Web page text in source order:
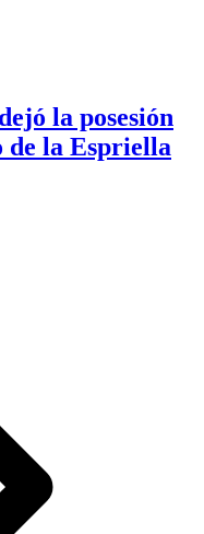
la posesión
de la Espriella